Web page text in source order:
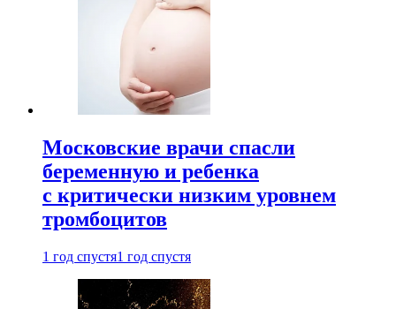
Московские врачи спасли
беременную и ребенка
с критически низким уровнем
тромбоцитов
1 год спустя1 год спустя